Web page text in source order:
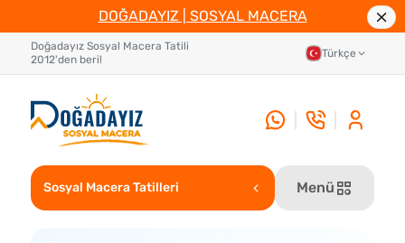
DOĞADAYIZ | SOSYAL MACERA
Doğadayız Sosyal Macera Tatili
2012'den beri!
Türkçe
Sosyal Macera Tatilleri Menü